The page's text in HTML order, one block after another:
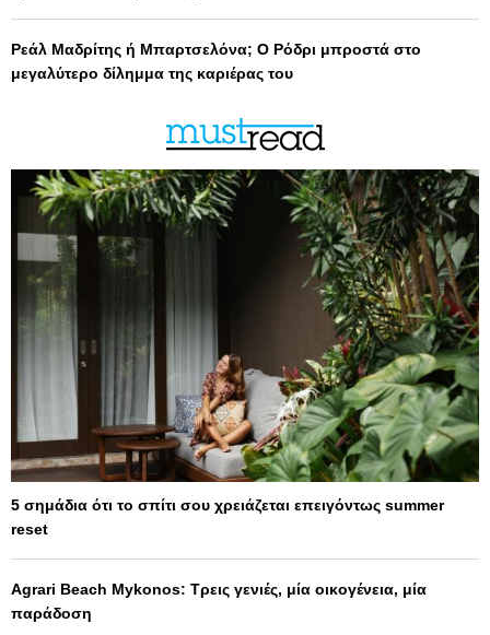
Ρεάλ Μαδρίτης ή Μπαρτσελόνα; Ο Ρόδρι μπροστά στο
μεγαλύτερο δίλημμα της καριέρας του
5 σημάδια ότι το σπίτι σου χρειάζεται επειγόντως summer
reset
Agrari Beach Mykonos: Τρεις γενιές, μία οικογένεια, μία
παράδοση